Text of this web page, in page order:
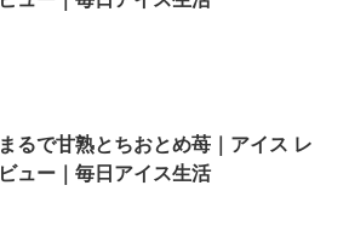
まるで甘熟とちおとめ苺｜アイス レ
ビュー｜毎日アイス生活